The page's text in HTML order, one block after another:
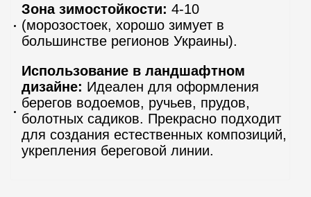
Зона зимостойкости: 4-10
(морозостоек, хорошо зимует в
большинстве регионов Украины).
Использование в ландшафтном
дизайне: Идеален для оформления
берегов водоемов, ручьев, прудов,
болотных садиков. Прекрасно подходит
для создания естественных композиций,
укрепления береговой линии.